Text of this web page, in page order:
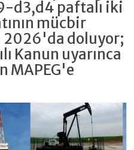
d3,d4 paftalı iki
mücbir
2026'da doluyor;
Kanun uyarınca
MAPEG'e